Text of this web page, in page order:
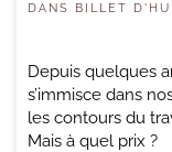
DANS BILLET
Depuis quelques
s’immisce dans
les contours du
Mais à quel prix ?